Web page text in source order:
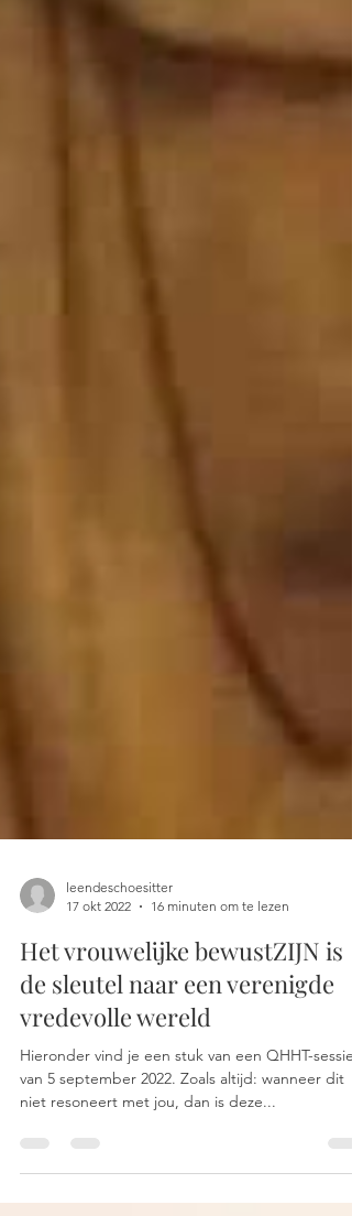
17 okt 2022
16 minuten om te lezen
Het vrouwelijke bewustZIJN is
de sleutel naar een verenigde
vredevolle wereld
Hieronder vind je een stuk van een QHHT-sessie
niet resoneert met jou, dan is deze...